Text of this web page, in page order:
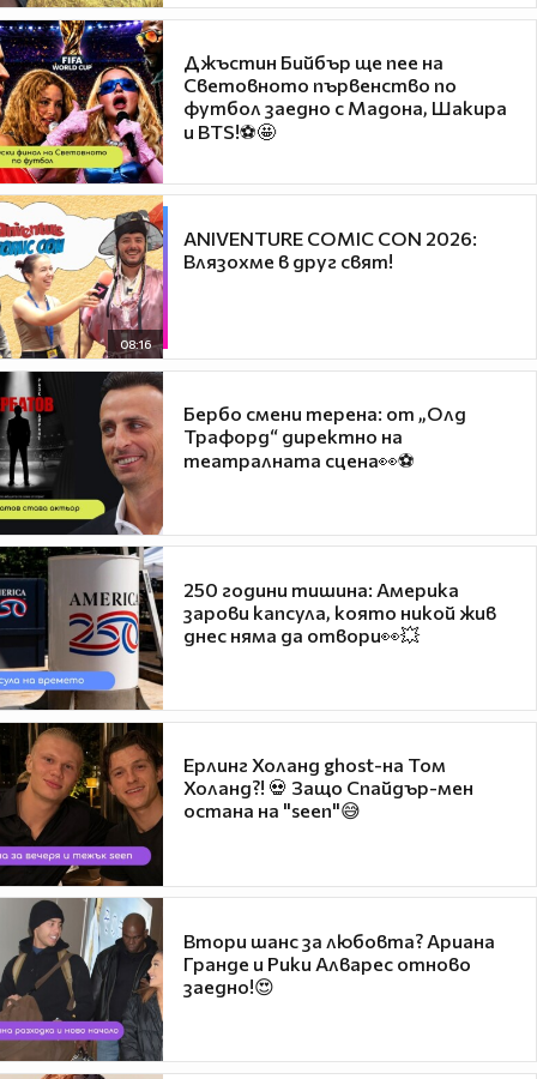
Джъстин Бийбър ще пее на
Световното първенство по
футбол заедно с Мадона, Шакира
и BTS!⚽🤩
08:16
ANIVENTURE COMIC CON 2026:
Влязохме в друг свят!
Бербо смени терена: от „Олд
Трафорд“ директно на
театралната сцена👀⚽
250 години тишина: Америка
зарови капсула, която никой жив
днес няма да отвори👀💥
Ерлинг Холанд ghost-на Том
Холанд?! 💀 Защо Спайдър-мен
остана на "seen"😅
Втори шанс за любовта? Ариана
Гранде и Рики Алварес отново
заедно!😍